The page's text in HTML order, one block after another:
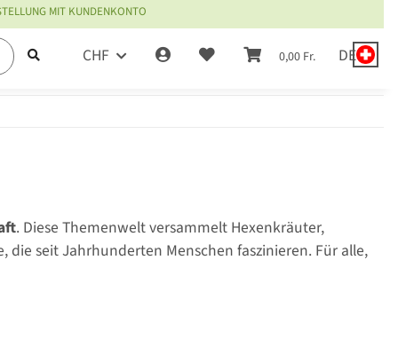
MIT KUNDENKONTO
CHF 0,00 Fr. DE
. Diese Themenwelt versammelt Hexenkräuter,
seit Jahrhunderten Menschen faszinieren. Für alle,